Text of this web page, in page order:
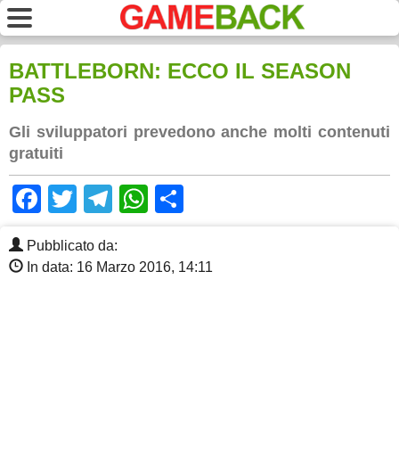
BATTLEBORN: ECCO IL SEASON
PASS
Gli sviluppatori prevedono anche molti contenuti
gratuiti
Facebook
TwitterTelegram
WhatsApp
Pubblicato da:
In data: 16 Marzo 2016, 14:11